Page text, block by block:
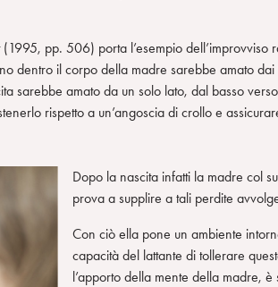
pp. 506) porta l’esempio
dentro il corpo della madre sarebbe amato
sarebbe amato da un solo lato, dal basso
rispetto a un’angoscia di crollo e
Dopo la nascita infatti la madre col
prova a supplire a tali perdite
Con ciò ella pone un ambiente
capacità del lattante di tollerare
l’apporto della mente della madre, è